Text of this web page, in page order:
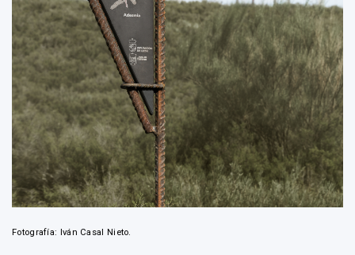
Fotografía: Iván Casal Nieto.